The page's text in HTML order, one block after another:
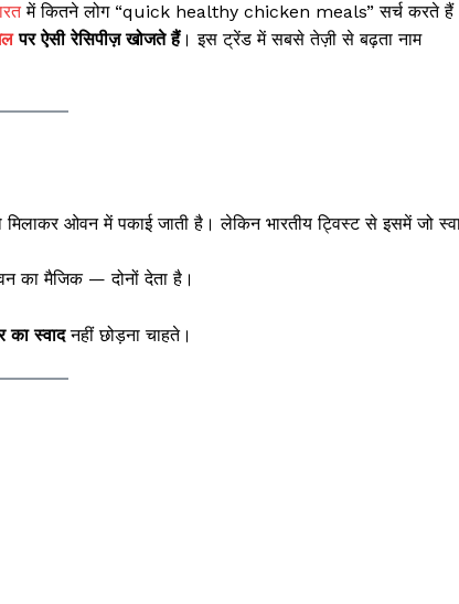
में कितने लोग “quick healthy chicken meals” सर्च करते
पर ऐसी रेसिपीज़ खोजते हैं। इस ट्रेंड में सबसे तेज़ी से बढ़ता नाम
ओवन में पकाई जाती है। लेकिन भारतीय ट्विस्ट से इसमें जो
का मैजिक — दोनों देता है।
का स्वादनहीं छोड़ना चाहते।